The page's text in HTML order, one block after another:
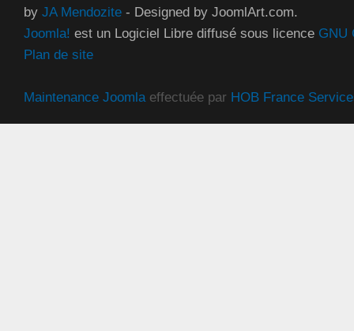
by JA Mendozite - Designed by JoomlArt.com.
Joomla! est un Logiciel Libre diffusé sous licence GNU
Plan de site
Maintenance Joomla effectuée par HOB France